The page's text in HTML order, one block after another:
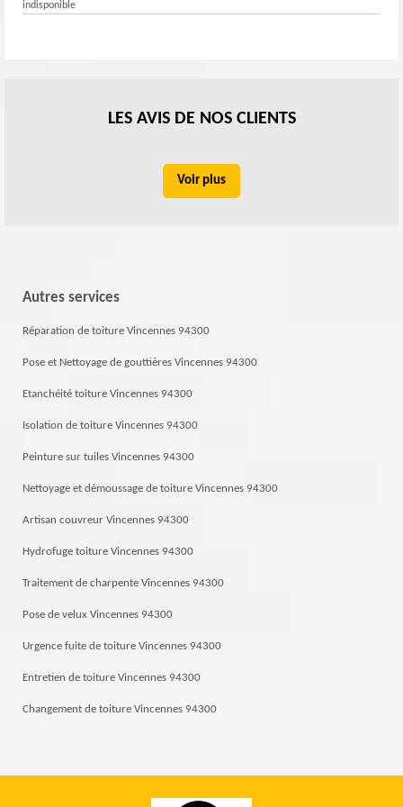
indisponible
LES AVIS DE NOS CLIENTS
Voir plus
Autres services
Réparation de toiture Vincennes 94300
Pose et Nettoyage de gouttières Vincennes 94300
Etanchéité toiture Vincennes 94300
Isolation de toiture Vincennes 94300
Peinture sur tuiles Vincennes 94300
Nettoyage et démoussage de toiture Vincennes 94300
Artisan couvreur Vincennes 94300
Hydrofuge toiture Vincennes 94300
Traitement de charpente Vincennes 94300
Pose de velux Vincennes 94300
Urgence fuite de toiture Vincennes 94300
Entretien de toiture Vincennes 94300
Changement de toiture Vincennes 94300